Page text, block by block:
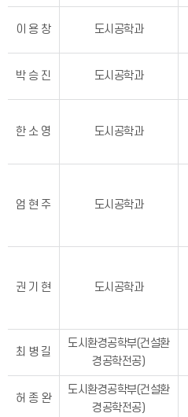
이 용 창 도시공학과
박 승 진 도시공학과
한 소 영 도시공학과
엄 현 주 도시공학과
권 기 현 도시공학과
최 병 길
도시환경공학부(건설환
경공학전공)
허 종 완
도시환경공학부(건설환
경공학전공)